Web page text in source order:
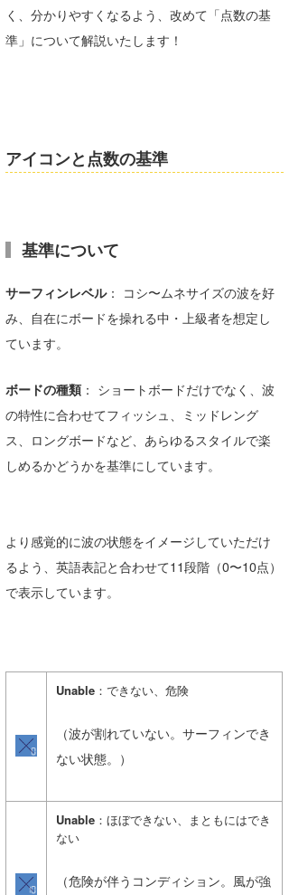
く、分かりやすくなるよう、改めて「点数の基
準」について解説いたします！
アイコンと点数の基準
基準について
サーフィンレベル： コシ〜ムネサイズの波を好
み、自在にボードを操れる中・上級者を想定し
ています。
ボードの種類： ショートボードだけでなく、波
の特性に合わせてフィッシュ、ミッドレング
ス、ロングボードなど、あらゆるスタイルで楽
しめるかどうかを基準にしています。
より感覚的に波の状態をイメージしていただけ
るよう、英語表記と合わせて11段階（0〜10点）
で表示しています。
Unable ：できない、危険
（波が割れていない。サーフィンでき
ない状態。）
Unable ：ほぼできない、まともにはでき
ない
（危険が伴うコンディション。風が強
沖縄
ライター/寄稿メディア
Naoya Kimoto
Yasunari Inoue
arukasvision
DELTA FORCE SURF
CBA Films
メディア
Colors MAGAZINE
福島寿実子
嵯峨明日香
進士剛光
田原啓江
NOBUFUKU
波伝説スタッフ
+☆maki☆+
Aichan
chan-U
G◎Da
KY
MIN
mitz
OYZ
S.K
Soulman